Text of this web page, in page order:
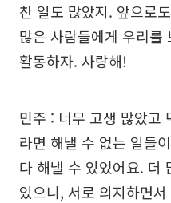
찬 일도 많았지. 앞으로
많은 사람들에게 우리를
활동하자. 사랑해!
민주 : 너무 고생 많았고
라면 해낼 수 없는 일들
다 해낼 수 있었어요. 더
있으니, 서로 의지하면